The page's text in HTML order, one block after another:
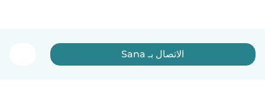
الاتصال بـ Sana